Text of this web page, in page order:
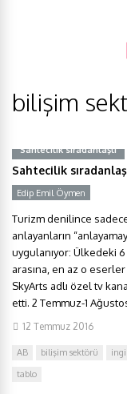
bilişim
Sahtecilik sıradanlaştı
Sahtecilik
Edip Emil Öymen
Turizm denilince
anlayanların
uygulanıyor: Ülkedeki
arasına, en az o
SkyArts adlı özel tv
etti. 2 Temmuz-1
12 Temmuz 2016
AB bilişim sektörü
tablo